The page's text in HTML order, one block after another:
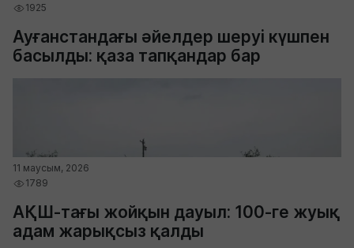
1925
Ауғанстандағы әйелдер шеруі күшпен
басылды: қаза тапқандар бар
11 маусым, 2026
1789
АҚШ-тағы жойқын дауыл: 100-ге жуық
адам жарықсыз қалды